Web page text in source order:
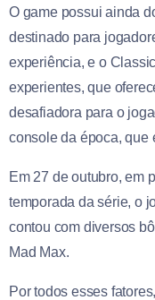
O game possui ainda
destinado para
experiência, e o
experientes, que
desafiadora para o
console da época, que
Em 27 de outubro, em
temporada da série, o
contou com diversos
Mad Max.
Por todos esses fatores,